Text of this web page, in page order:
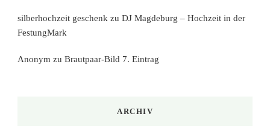
silberhochzeit geschenk zu DJ Magdeburg – Hochzeit in der
FestungMark
Anonym zu Brautpaar-Bild 7. Eintrag
ARCHIV